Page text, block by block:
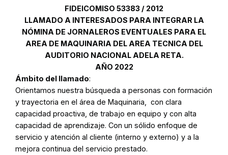
FIDEICOMISO 53383 / 2012
LLAMADO A INTERESADOS PARA INTEGRAR LA
NÓMINA DE JORNALEROS EVENTUALES PARA EL
AREA DE MAQUINARIA DEL AREA TECNICA DEL
AUDITORIO NACIONAL ADELA RETA.
AÑO 2022
Ámbito del llamado:
Orientamos nuestra búsqueda a personas con formación
y trayectoria en el área de Maquinaria, con clara
capacidad proactiva, de trabajo en equipo y con alta
capacidad de aprendizaje. Con un sólido enfoque de
servicio y atención al cliente (interno y externo) y a la
mejora continua del servicio prestado.